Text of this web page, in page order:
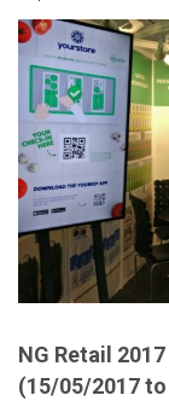
NG Retail
(15/05/2017